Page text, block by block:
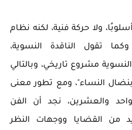
ولا حركة فنية، لكنه نظام
تقول الناقدة النسوية،
مشروع تاريخي، وبالتالي
النساء"، ومع تطور معنى
والعشرين، نجد أن الفن
من القضايا ووجهات النظر